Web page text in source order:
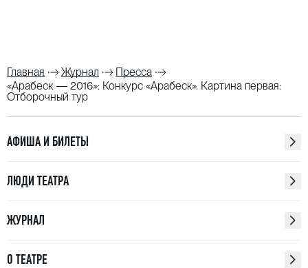
Главная Журнал
Пресса
«Арабеск — 2016»: Конкурс «Арабеск». Картина первая:
Отборочный тур
АФИША И БИЛЕТЫ
ЛЮДИ ТЕАТРА
ЖУРНАЛ
О ТЕАТРЕ